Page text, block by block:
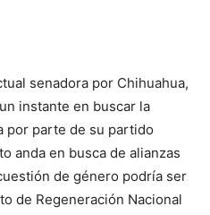
senadora por Chihuahua,
instante en buscar la
por parte de su partido
anda en busca de alianzas
de género podría ser
de Regeneración Nacional